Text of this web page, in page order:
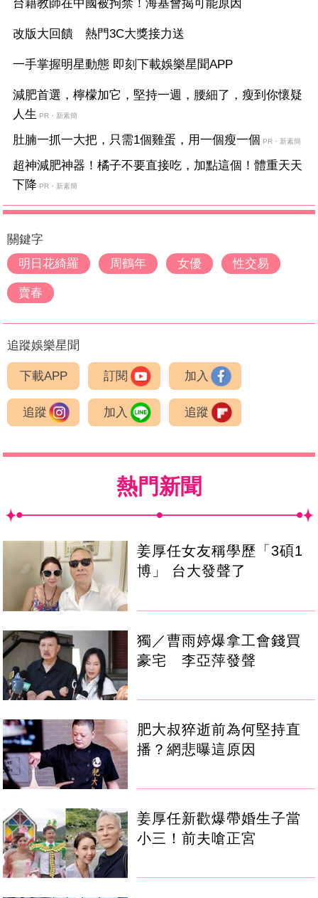
台籍教師在中國被拘禁！海基會揭可能原因
改版大回饋 熱門3C大獎接力送
一手掌握明星動態 即刻下載娛樂星聞APP
減肥首選，檸檬加它，堅持一週，腰細了，瘦到你懷疑
人生
PR・新素簡
肚腩一抓一大把，只需1個雞蛋，用一個瘦一個 PR・新素簡
超神減肥神器！橘子不要直接吃，加點這個！體重天天
下降 PR・新素簡
關鍵字
明日花綺羅
周鶴年 女優 性交易
賣春
追蹤娛樂星聞
下載APP 訂閱 加入
追蹤 加入 追蹤
熱門新聞
姜厚任女友稱學歷「3碩1
博」 台大發聲了
獨／曹雨婷爆拿工會錢買
豪宅 李亞萍發聲
肥大叔猝逝前為何堅持直
播？網悲曝這原因
姜厚任新歡爆帶婚生子當
小三！前夫嗆正宮